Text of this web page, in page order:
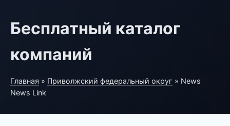
Бесплатный каталог
компаний
Главная » Приволжский федеральный округ » News
News Link